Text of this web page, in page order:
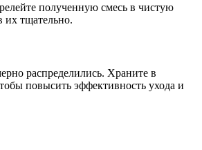
полученную смесь в чистую
их тщательно.
распределились. Храните в
повысить эффективность ухода и